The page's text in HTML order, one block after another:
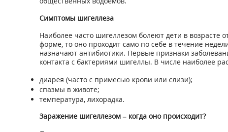
Симптомы шигеллеза
Наиболее часто шигеллезом болеют дети в возрасте
форме, то оно проходит само по себе в течение
назначают антибиотики. Первые признаки
контакта с бактериями шигеллы. В числе наиболее
диарея (часто с примесью крови или слизи);
спазмы в животе;
температура, лихорадка.
Заражение шигеллезом – когда оно происходит?